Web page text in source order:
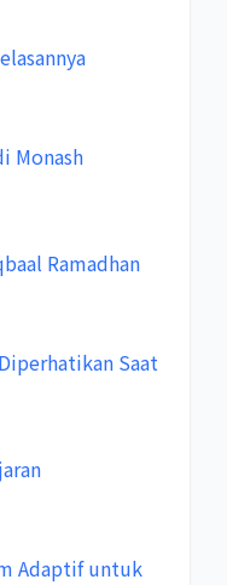
Monash
Ramadhan
Saat
Adaptif untuk